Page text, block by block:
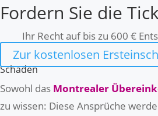
Fordern Sie die
Ihr Recht auf bis zu 600 €
Zur kostenlosen
Schäden
Sowohl das Montrealer
zu wissen: Diese Ansprüche